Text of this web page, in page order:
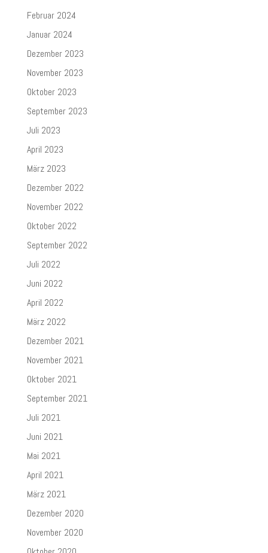
Februar 2024
Januar 2024
Dezember 2023
November 2023
Oktober 2023
September 2023
Juli 2023
April 2023
März 2023
Dezember 2022
November 2022
Oktober 2022
September 2022
Juli 2022
Juni 2022
April 2022
März 2022
Dezember 2021
November 2021
Oktober 2021
September 2021
Juli 2021
Juni 2021
Mai 2021
April 2021
März 2021
Dezember 2020
November 2020